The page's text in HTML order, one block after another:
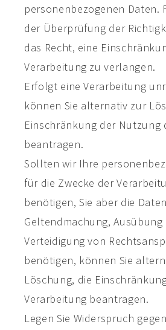
personenbezogenen Daten.
der Überprüfung der
das Recht, eine
Verarbeitung zu verlangen.
Erfolgt eine Verarbeitung
können Sie alternativ zur
Einschränkung der Nutzung
beantragen.
Sollten wir Ihre
für die Zwecke der
benötigen, Sie aber die
Geltendmachung,
Verteidigung von
benötigen, können Sie
Löschung, die
Verarbeitung beantragen.
Legen Sie Widerspruch